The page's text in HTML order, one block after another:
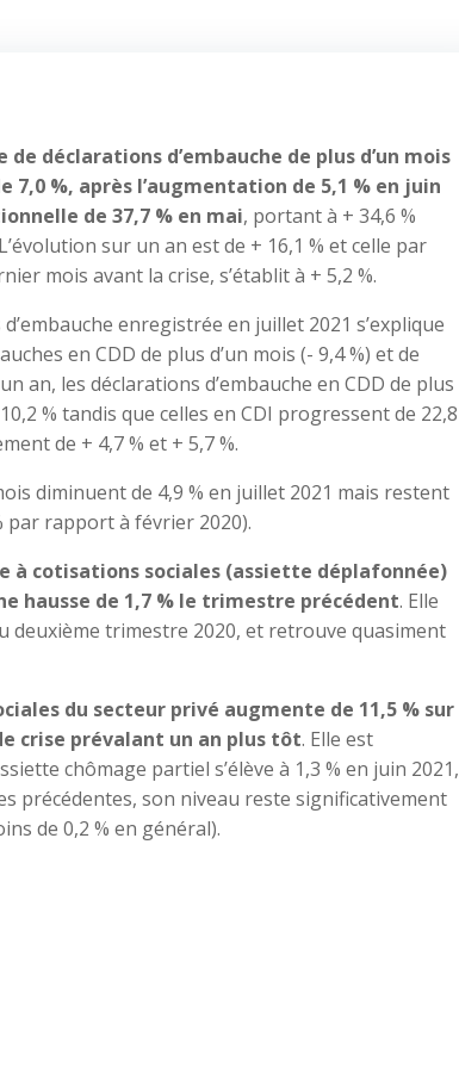
déclarations d’embauche de plus d’un mois
7,0 %, après l’augmentation de 5,1 % en juin
de 37,7 % en mai, portant à + 34,6 %
sur un an est de + 16,1 % et celle par
mois avant la crise, s’établit à + 5,2 %.
enregistrée en juillet 2021 s’explique
en CDD de plus d’un mois (- 9,4 %) et de
an, les déclarations d’embauche en CDD de plus
% tandis que celles en CDI progressent de 22,8
de + 4,7 % et + 5,7 %.
diminuent de 4,9 % en juillet 2021 mais restent
par rapport à février 2020).
à cotisations sociales (assiette déplafonnée)
hausse de 1,7 % le trimestre précédent. Elle
deuxième trimestre 2020, et retrouve quasiment
du secteur privé augmente de 11,5 % sur
crise prévalant un an plus tôt. Elle est
chômage partiel s’élève à 1,3 % en juin 2021,
précédentes, son niveau reste significativement
de 0,2 % en général).